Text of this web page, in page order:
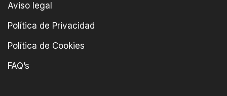
Aviso legal
Política de Privacidad
Política de Cookies
FAQ’s